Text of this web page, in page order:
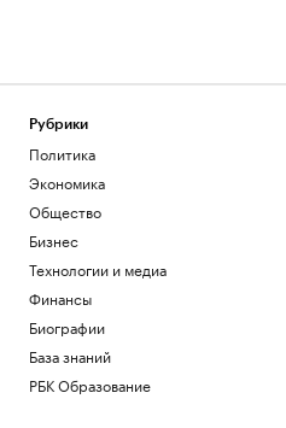
Рубрики
Политика
Экономика
Общество
Бизнес
Технологии и медиа
Финансы
Биографии
База знаний
РБК Образование